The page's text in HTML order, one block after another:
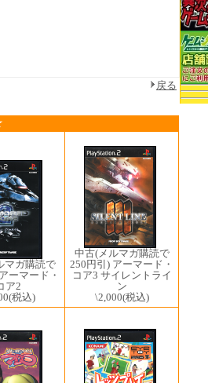
戻る
マガ購読で
ーマード・
ア2
(税込)
中古(メルマガ購読で
250円引) アーマード・
コア3 サイレントライ
ン
\2,000(税込)